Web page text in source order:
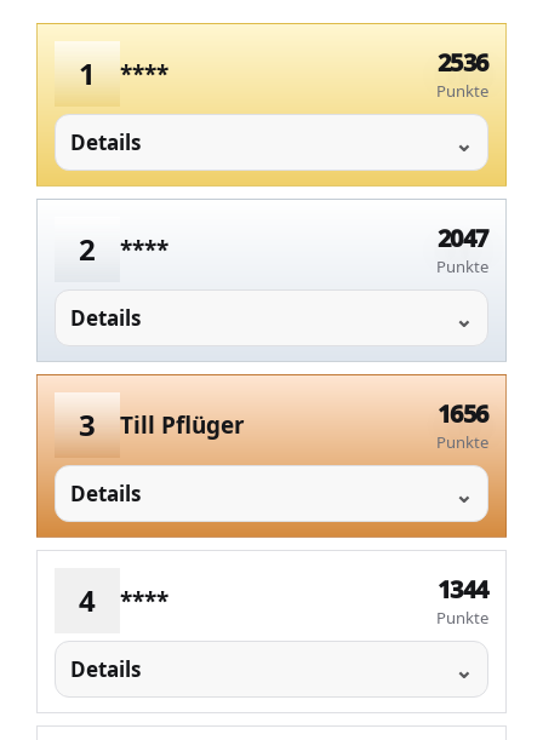
1 **** 2536
Punkte
Details
2 **** 2047
Punkte
Details
3 Till Pflüger 1656
Punkte
Details
4 **** 1344
Punkte
Details